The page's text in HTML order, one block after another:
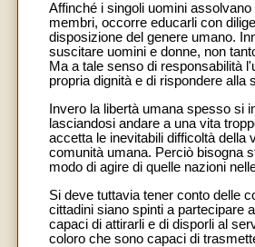
Affinché i singoli uomini
membri, occorre educarli con
disposizione del genere umano.
suscitare uomini e donne, non
Ma a tale senso di responsabilità
propria dignità e di rispondere alla
Invero la libertà umana spesso si
lasciandosi andare a una vita
accetta le inevitabili difficoltà
comunità umana. Perciò bisogna
modo di agire di quelle nazioni
Si deve tuttavia tener conto delle
cittadini siano spinti a partecipare
capaci di attirarli e di disporli al
coloro che sono capaci di